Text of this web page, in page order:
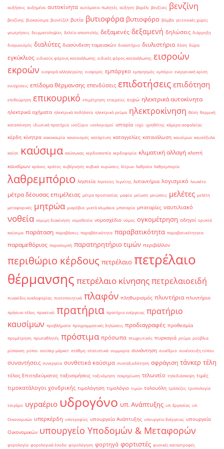
αυξήσεις αυξημένα αυτοκίνητα αυτόματοι πωλητές αύξηση βαρέλι βενζίνες βενζίνη
βενζίνης βιοκαύσιμα βιοντίζελ βυτίο βυτιοφόρα βυτιοφόρο βόμβα γειτονικές χώρες
γεωτρήσεις δειγματοληψίες δελτίο αποστολής δεξαμενές δεξαμενή δηλώσεις διάρρηξη
διαγωνισμός διαλύτες διασύνδεση ταμειακών δικαστήριο διυλιστήρια δόση δώρα
εγκύκλιος ειδικούς φόρους κατανάλωσης ειδικός φόρος κατανάλωσης εισροών
εκροών εισφορά αλληλεγγύης εισφορές εμπάργκο εμπρησμός εμπόριο ενεργειακή κρίση
ενισχύσεις επίδομα θέρμανσης επενδύσεις επιδοτήσεις επιδότηση
επιθεώρηση επικουρικό επιμέτρηση εταιρείες ευρώ ηλεκτρικά αυτοκίνητα
ηλεκτρικά οχήματα ηλεκτρικά ποδήλατα ηλεκτρικό ρεύμα ηλεκτροκίνηση θέση θερμική
καταπόνηση ιδιωτικά πρατήρια ισοζύγιο ισολογισμοί ιστορία ισχύ ιχνηθέτης κάμερα ασφαλείας
κέρδη κίνητρα κακοκαιρία κανονισμός κατάρτιση καταγγελίες κατανάλωση καυσίμων καυσόξυλα
καύσι καύσιμα καύσωνας κερδοσκοπία κερδοφορία κλιματική αλλαγή κλοπή
καυσίμων κράνος κράτος κυβέρνηση κυβικά κυρώσεις λίτρων λαθραία λαθρεμπορία
λαθρεμπόριο ληστεία ληστείες λιγνίτης λιπαντήρια λογισμικό λουκέτο
μέτρα δέουσας επιμέλειας μέτρα προστασίας μαφία μείωση μειώσεις μελέτες μελέτη
μεταφορικές μητρώα μικρόβια μικτά κλιμάκια μπαταρία μπαταρίες ναυτιλιακό
νοθεία νομιμη διακίνηση νομοθεσία νομοσχέδιο νόμος ογκομέτρηση οδηγοί ορυκτά
καύσιμα παράταση παραβάσεις παραβάτικότητα παραβατικότητα παραβατικότητατα
παραμεθόριος παραπομπή παρατηρητήριο τιμών περιβάλλον
περιθώριο κέρδους πετρέλαιο πετρέλαιο
θέρμανσης πετρέλαιο κίνησηςπετρελαιοειδή
πινακίδες κυκλοφορίας πιστοποιητικά πλαφόν πληθωρισμός πλυντήρια πλυντήριο
πράσινο τέλος πρακτικό πρατήρια πρατήριο ενέργειας πρατήριο
καυσίμων προβλήματα προγραμματικές δηλώσεις προδιαγραφές προθεσμία
προμέτρηση πρωταθλητές πρόστιμα πρόσωπα πτωχευτικός πυρκαγιά ρεύμα ρούβλια
ρύπανση ρύποι σούπερ μάρκετ στάθμη στατιστικά συμμορία συνάντηση συνέδριο συνέντευξη τύπου
συναντήσεις συνεργεία συνθετικά καύσιμα συνταξιοδότηση σφράγιση τάνκερ τέλη
τέλος Επιτηδεύματος ταξινομήσεις ταξινόμηση τεκμηρίωση τελωνείο τηλεδιάσκεψη τιμές
τιμοκατάλογοι χονδρικής τιμολόγηση τιμολόγιο τιμών τολουόλη τράπεζες τροπολογία
τσιγάρο υγραέριο υδρογόνο υπ. Ανάπτυξης υπ. Εργασίας υπ.
Οικονομικών υπερκέρδη υποτροφίες υπουργείο Ανάπτυξης υπουργείο Ενέργειας υπουργείο
Οικονομικών υπουργείο Υποδομών & Μεταφορών
φορολογία φορολογικά έσοδα φορολόγηση φορτηγά φορτιστές φυσικές καταστροφές